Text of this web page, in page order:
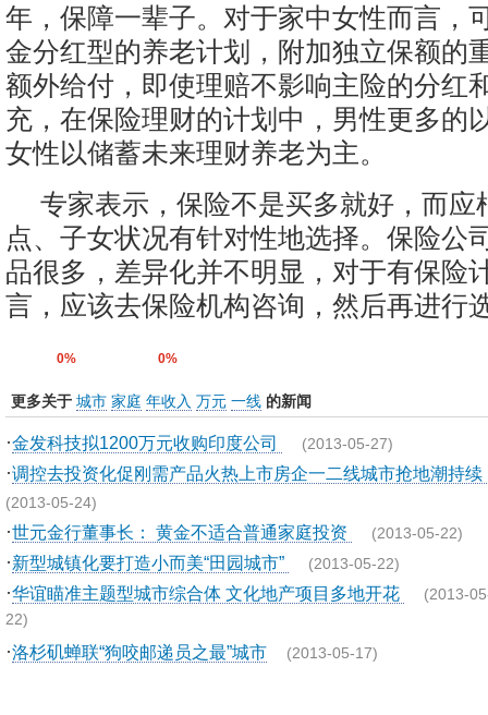
年，保障一辈子。对于家中女性而言，
金分红型的养老计划，附加独立保额的
额外给付，即使理赔不影响主险的分红
充，在保险理财的计划中，男性更多的
女性以储蓄未来理财养老为主。
专家表示，保险不是买多就好，而应
点、子女状况有针对性地选择。保险公
品很多，差异化并不明显，对于有保险
言，应该去保险机构咨询，然后再进行
0% 0%
更多关于 城市 家庭 年收入 万元 一线 的新闻
·金发科技拟1200万元收购印度公司 (2013-05-27)
·调控去投资化促刚需产品火热上市房企一二线城市抢地潮持续
(2013-05-24)
·世元金行董事长： 黄金不适合普通家庭投资 (2013-05-22)
·新型城镇化要打造小而美“田园城市” (2013-05-22)
·华谊瞄准主题型城市综合体 文化地产项目多地开花 (2013-
22)
·洛杉矶蝉联“狗咬邮递员之最”城市 (2013-05-17)